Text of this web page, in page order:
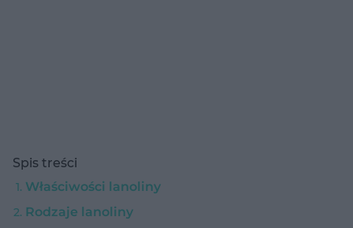
Spis treści
Właściwości lanoliny
Rodzaje lanoliny